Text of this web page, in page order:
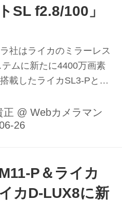
SL f2.8/100」
社はライカのミラーレス
ムに新たに4400万画素
載したライカSL3-PとSL
ロレンズを発表した。
正 @ Webカメラマン
P＆ライカ
カD-LUX8に新